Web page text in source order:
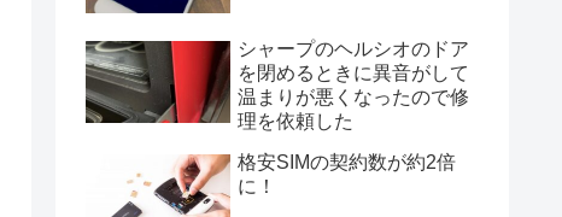
シャープのヘルシオのドア
を閉めるときに異音がして
温まりが悪くなったので修
理を依頼した
格安SIMの契約数が約2倍
に！